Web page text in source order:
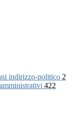
indirizzo-politico 2
422